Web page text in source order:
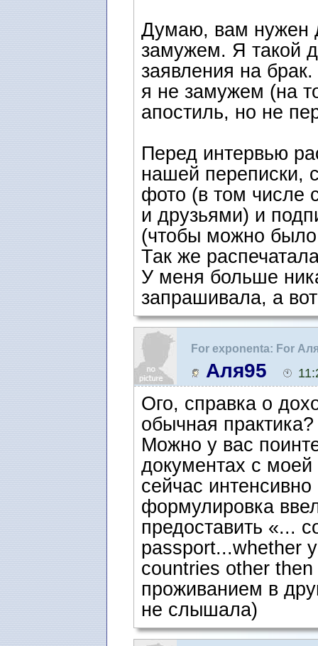
Думаю, вам нужен
замужем. Я такой
заявления на
я не замужем (на
апостиль, но не
Перед интервью
нашей переписки,
фото (в том числе
и друзьями) и
(чтобы можно было
Так же
У меня больше
запрашивала, а
For exponenta: For
воссоединение
Аля95
Ого, справка о
обычная практика?
Можно у вас
документах с
сейчас
формулировка
предоставить «...
passport...whether
countries other then
проживанием в
не слышала)